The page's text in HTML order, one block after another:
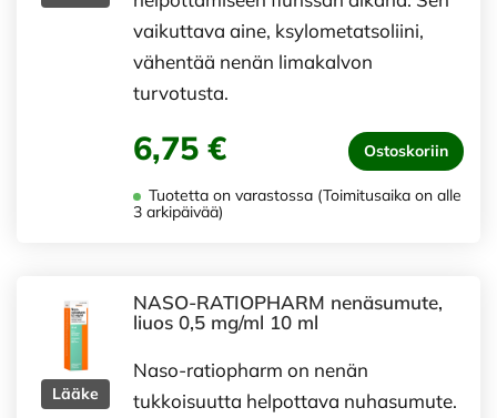
vaikuttava aine, ksylometatsoliini,
vähentää nenän limakalvon
turvotusta.
6,75 € Ostoskoriin
Tuotetta on varastossa (Toimitusaika on alle
3 arkipäivää)
Lääke
NASO-RATIOPHARM nenäsumute,
liuos 0,5 mg/ml 10 ml
Naso-ratiopharm on nenän
tukkoisuutta helpottava nuhasumute.